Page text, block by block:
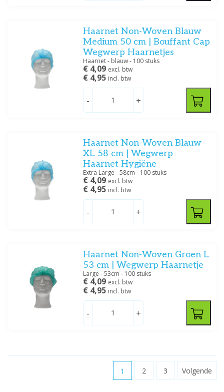
Haarnet Non-Woven Blauw
Medium 50 cm | Bouffant Cap
Wegwerp Haarnetjes
Haarnet - blauw - 100 stuks
€ 4,09 excl. btw
€ 4,95 incl. btw
- +
Haarnet Non-Woven Blauw
XL 58 cm | Wegwerp
Haarnet Hygiëne
Extra Large - 58cm - 100 stuks
€ 4,09 excl. btw
€ 4,95 incl. btw
- +
Haarnet Non-Woven Groen L
53 cm | Wegwerp Haarnetje
Large - 53cm - 100 stuks
€ 4,09 excl. btw
€ 4,95 incl. btw
- +
1 2 3 Volgende